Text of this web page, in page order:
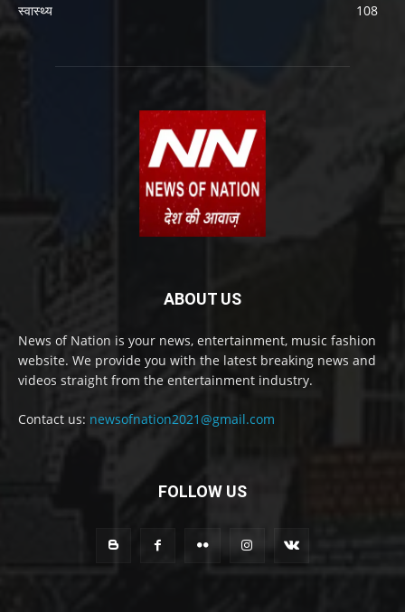
स्वास्थ्य
108
ABOUT US
News of Nation is your news, entertainment, music fashion
website. We provide you with the latest breaking news and
videos straight from the entertainment industry.
Contact us: newsofnation2021@gmail.com
FOLLOW US